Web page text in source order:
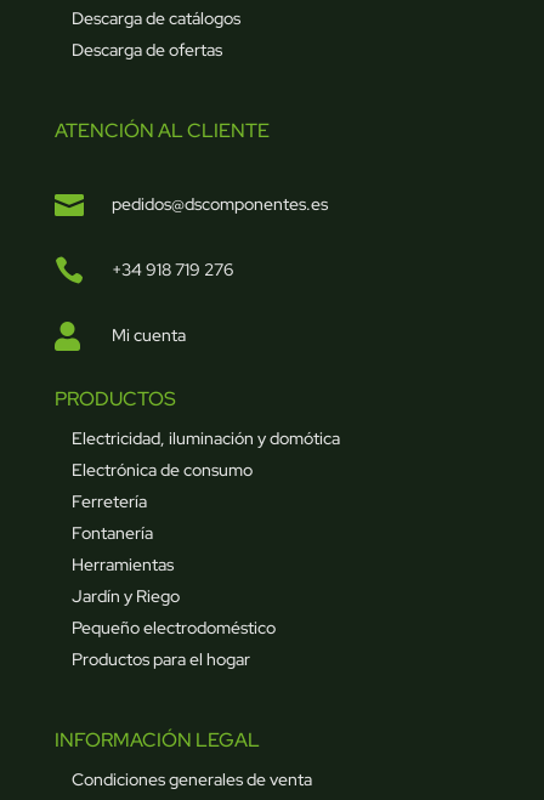
Descarga de catálogos
Descarga de ofertas
ATENCIÓN AL CLIENTE
 pedidos@dscomponentes.es
 +34 918 719 276
 Mi cuenta
PRODUCTOS
Electricidad, iluminación y domótica
Electrónica de consumo
Ferretería
Fontanería
Herramientas
Jardín y Riego
Pequeño electrodoméstico
Productos para el hogar
INFORMACIÓN LEGAL
Condiciones generales de venta